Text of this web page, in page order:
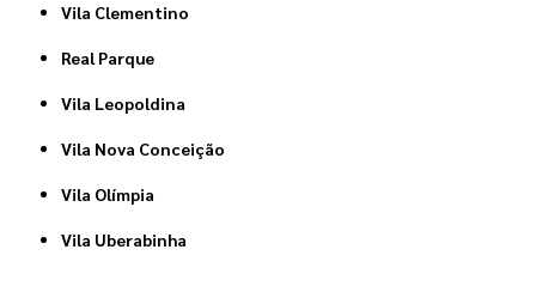
Vila Clementino
Real Parque
Vila Leopoldina
Vila Nova Conceição
Vila Olímpia
Vila Uberabinha